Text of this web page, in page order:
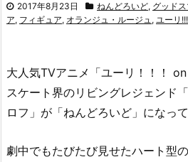
2017年8月23日 ねんどろいど, グッド
ア, フィギュア, オランジュ・ルージュ, ユーリ
大人気TVアニメ「ユーリ！！！
スケート界のリビングレジェンド
ロフ」が「ねんどろいど」になって
劇中でもたびたび見せたハート型